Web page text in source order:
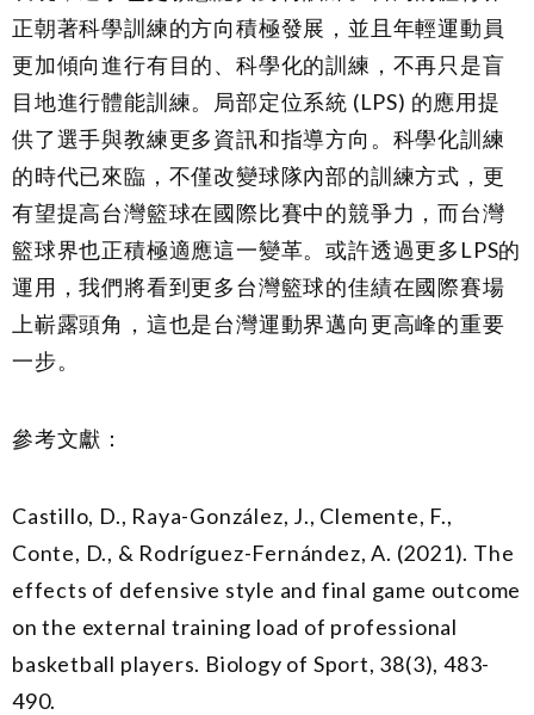
正朝著科學訓練的方向積極發展，並且年輕運動員
更加傾向進行有目的、科學化的訓練，不再只是盲
目地進行體能訓練。局部定位系統 (LPS) 的應用提
供了選手與教練更多資訊和指導方向。科學化訓練
的時代已來臨，不僅改變球隊內部的訓練方式，更
有望提高台灣籃球在國際比賽中的競爭力，而台灣
籃球界也正積極適應這一變革。或許透過更多LPS的
運用，我們將看到更多台灣籃球的佳績在國際賽場
上嶄露頭角，這也是台灣運動界邁向更高峰的重要
一步。
參考文獻：
Castillo, D., Raya-González, J., Clemente, F.,
Conte, D., & Rodríguez-Fernández, A. (2021). The
effects of defensive style and final game outcome
on the external training load of professional
basketball players. Biology of Sport, 38(3), 483-
490.